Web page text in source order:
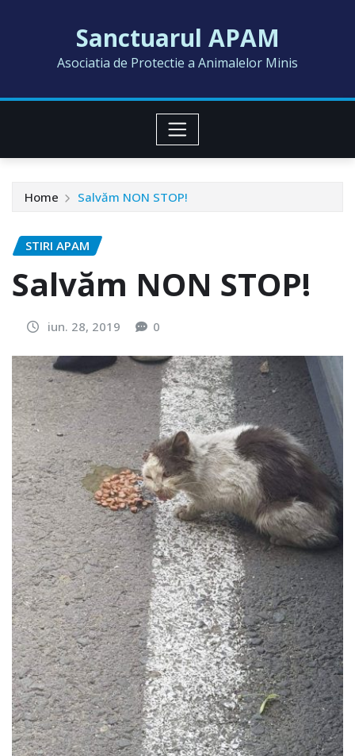
Sanctuarul APAM
Asociatia de Protectie a Animalelor Minis
Home Salvăm NON STOP!
STIRI APAM
Salvăm NON STOP!
iun. 28, 2019 0